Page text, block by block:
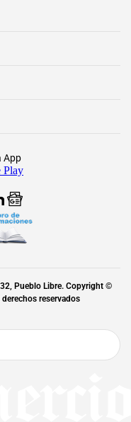
App
Play
Pueblo Libre. Copyright ©
reservados